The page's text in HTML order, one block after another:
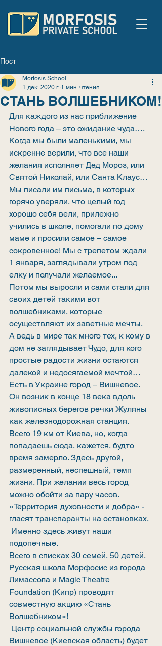
Пост
СТАНЬ ВОЛШЕБНИКОМ!
Morfosis School
1 дек. 2020 г. 1 мин. чтения
Для каждого из нас приближение
Нового года – это ожидание чуда….
Когда мы были маленькими, мы
искренне верили, что все наши
желания исполняет Дед Мороз, или
Святой Николай, или Санта Клаус…
Мы писали им письма, в которых
горячо уверяли, что целый год
хорошо себя вели, прилежно
учились в школе, помогали по дому
маме и просили самое – самое
сокровенное! Мы с трепетом ждали
1 января, заглядывали утром под
елку и получали желаемое...
Потом мы выросли и сами стали для
своих детей такими вот
волшебниками, которые
осуществляют их заветные мечты.
А ведь в мире так много тех, к кому в
дом не заглядывает Чудо, для кого
простые радости жизни остаются
далекой и недосягаемой мечтой…
Есть в Украине город – Вишневое.
Он возник в конце 18 века вдоль
живописных берегов речки Жуляны
как железнодорожная станция.
Всего 19 км от Киева, но, когда
попадаешь сюда, кажется, будто
время замерло. Здесь другой,
размеренный, неспешный, темп
жизни. При желании весь город
можно обойти за пару часов.
«Территория духовности и добра» -
гласят транспаранты на остановках.
подопечные.
Всего в списках 30 семей, 50 детей.
Русская школа Морфосис из города
Лимассола и Magic Theatre
Foundation (Кипр) проводят
совместную акцию «Стань
Волшебником»!
Вишневое (Киевская область) будет